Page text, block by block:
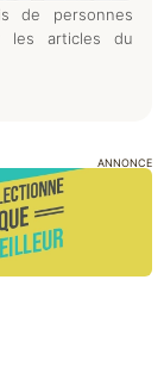
de personnes
les articles du
ANNONCE